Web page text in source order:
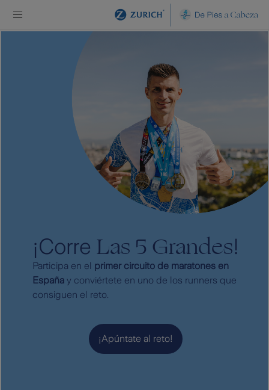
¡Corre Las 5 Grandes!
Participa en el primer circuito de maratones en
España y conviértete en uno de los runners que
consiguen el reto.
¡Apúntate al reto!